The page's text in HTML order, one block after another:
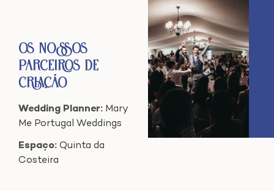
Os Nossos
Parceiros de
Criação
Wedding Planner: Mary
Me Portugal Weddings
Espaço: Quinta da
Costeira